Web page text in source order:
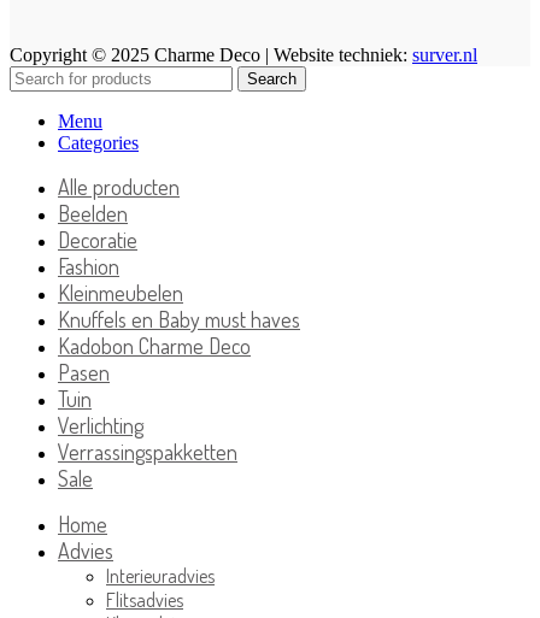
Copyright © 2025 Charme Deco | Website techniek: surver.nl
Search
Menu
Categories
Alle producten
Beelden
Decoratie
Fashion
Kleinmeubelen
Knuffels en Baby must haves
Kadobon Charme Deco
Pasen
Tuin
Verlichting
Verrassingspakketten
Sale
Home
Advies
Interieuradvies
Flitsadvies